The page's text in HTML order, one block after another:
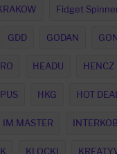
Fidget
GDD GODAN
HEADU HENCZ
HKG HOT
IM.MASTER
KLOCKI